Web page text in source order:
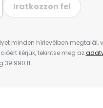
Iratkozzon fel
minden hírlevélben megtalál,
kérjük, tekintse meg az
39 990 ft.